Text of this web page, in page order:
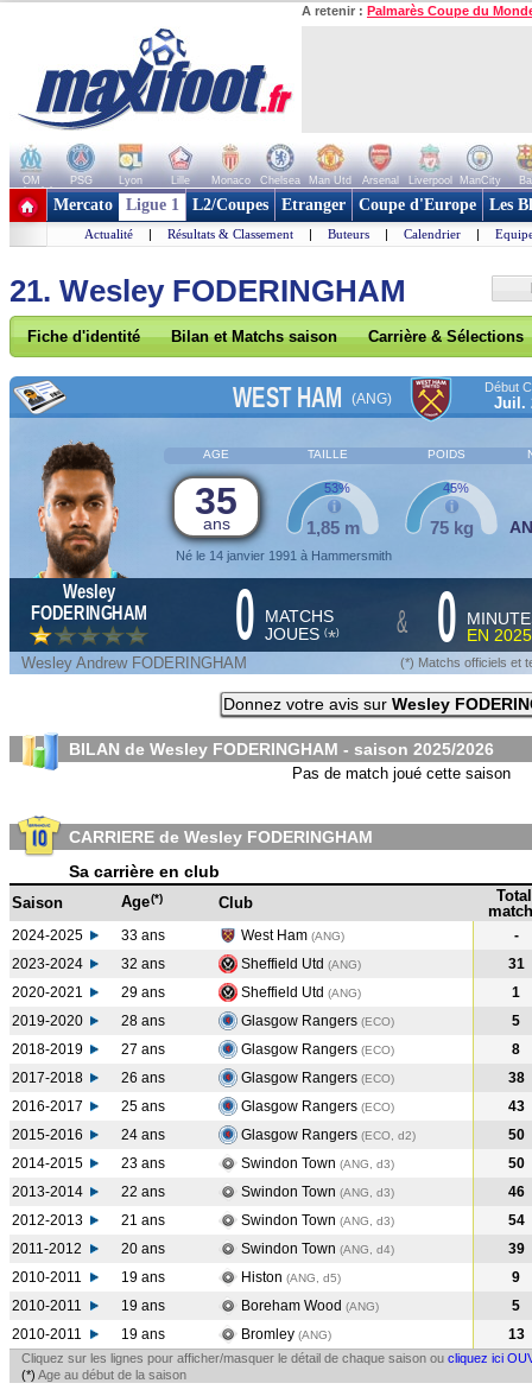
A retenir : Palmarès Coupe du
OM PSG Lyon Lille Monaco Chelsea Man Utd Arsenal Liverpool ManCity
+ de clubs
Mercato Ligue 1 L2/Coupes Etranger Coupe d'Europe Les
Actualité | Résultats & Classement | Buteurs | Calendrier |
21. Wesley FODERINGHAM
Fiche d'identité Bilan et Matchs saison Carrière & Sélections
WEST HAM (ANG)
Début
Juil.
AGE TAILLE POIDS
35
ans
Né le 14 janvier 1991 à Hammersmith
1,85 m
53%
75 kg
45%
Wesley
FODERINGHAM
0 MATCHS
JOUES (*) & 0
EN
Wesley Andrew FODERINGHAM (*) Matchs officiels et
Donnez votre avis sur Wesley
BILAN de Wesley FODERINGHAM - saison 2025/2026
Pas de match joué cette saison
CARRIERE de Wesley FODERINGHAM
Sa carrière en club
Saison Age(*) Club
Total
2024-2025 33 ans West Ham (ANG)
-
2023-2024
32 ans Sheffield Utd (ANG)
31
2020-2021
29 ans Sheffield Utd (ANG)
1
2019-2020
28 ans Glasgow Rangers (ECO)
5
2018-2019
27 ans Glasgow Rangers (ECO)
8
2017-2018
26 ans Glasgow Rangers (ECO)
38
2016-2017
25 ans Glasgow Rangers (ECO)
43
2015-2016
24 ans Glasgow Rangers (ECO, d2)
50
2014-2015
23 ans Swindon Town (ANG, d3)
50
2013-2014
22 ans Swindon Town (ANG, d3)
46
2012-2013
21 ans Swindon Town (ANG, d3)
54
2011-2012
20 ans Swindon Town (ANG, d4)
39
2010-2011
19 ans Histon (ANG, d5)
9
2010-2011
19 ans Boreham Wood (ANG)
5
2010-2011
19 ans Bromley (ANG) 13
Cliquez sur les lignes pour afficher/masquer le détail de chaque saison ou cliquez ici
(*) Age au début de la saison